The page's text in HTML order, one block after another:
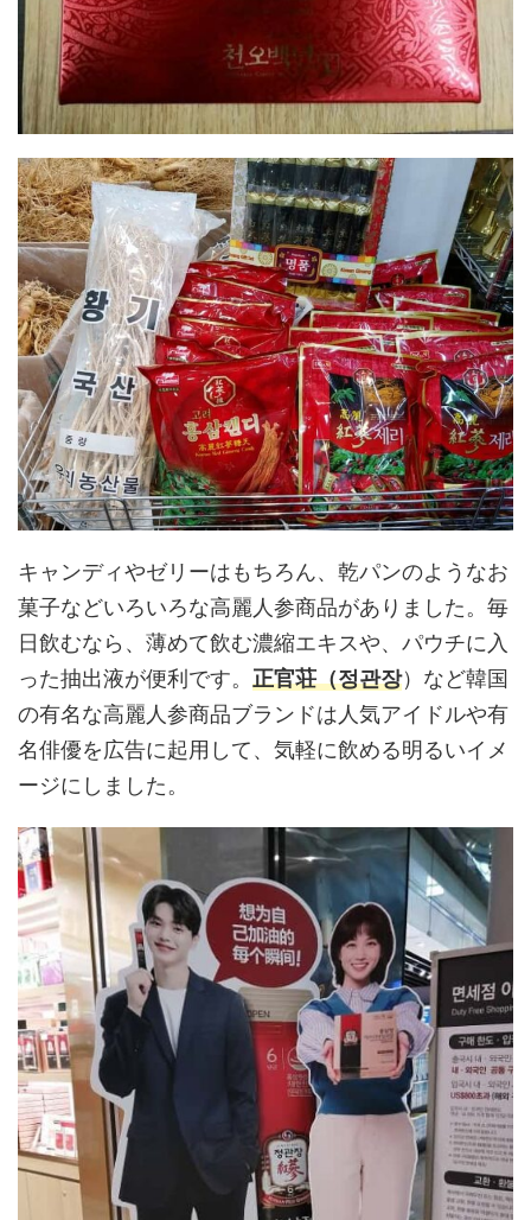
キャンディやゼリーはもちろん、乾パンのようなお
菓子などいろいろな高麗人参商品がありました。毎
日飲むなら、薄めて飲む濃縮エキスや、パウチに入
った抽出液が便利です。 正官荘（정관장）など韓国
の有名な高麗人参商品ブランドは人気アイドルや有
名俳優を広告に起用して、気軽に飲める明るいイメ
ージにしました。